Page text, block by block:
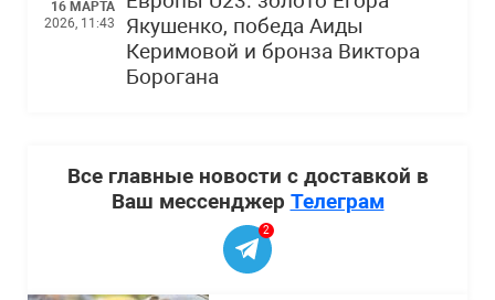
16 МАРТА
2026, 11:43
Якушенко, победа Аиды
Керимовой и бронза Виктора
Борогана
Все главные новости с доставкой в
Ваш мессенджер Телеграм
2